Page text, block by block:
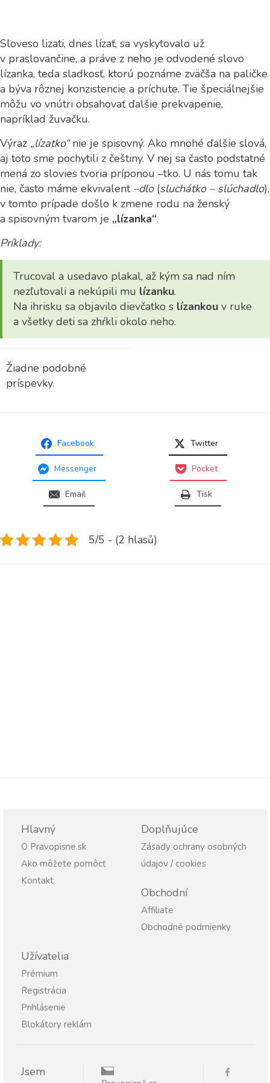
Sloveso lizati, dnes lízať, sa vyskytovalo už
v praslovančine, a práve z neho je odvodené slovo
lízanka, teda sladkosť, ktorú poznáme zväčša na paličke
a býva rôznej konzistencie a príchute. Tie špeciálnejšie
môžu vo vnútri obsahovať ďalšie prekvapenie,
napríklad žuvačku.
Výraz „lízatko“nie je spisovný. Ako mnohé ďalšie slová,
aj toto sme pochytili z češtiny. V nej sa často podstatné
mená zo slovies tvoria príponou –tko. U nás tomu tak
nie, často máme ekvivalent –dlo(sluchátko – slúchadlo),
v tomto prípade došlo k zmene rodu na ženský
a spisovným tvarom je „lízanka“.
Príklady:
Trucoval a usedavo plakal, až kým sa nad ním
nezľutovali a nekúpili mu lízanku.
Na ihrisku sa objavilo dievčatko s lízankou v ruke
a všetky deti sa zhŕkli okolo neho.
Žiadne podobné
príspevky.
Facebook Twitter
Messenger Pocket
Email Tisk
5/5 - (2 hlasů)
Hlavný
O Pravopisne.sk
Ako môžete pomôcť
Kontakt
Doplňujúce
Zásady ochrany osobných
údajov / cookies
Obchodní
Affiliate
Obchodné podmienky
Užívatelia
Prémium
Registrácia
Prihlásenie
Blokátory reklám
Jsem